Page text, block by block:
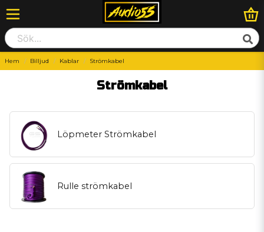
Hem Billjud Kablar Strömkabel
Strömkabel
Löpmeter Strömkabel
Rulle strömkabel